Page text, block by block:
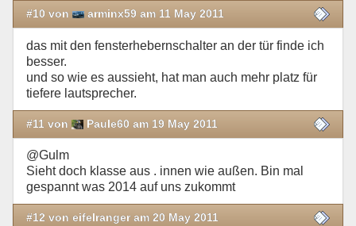
#10 von arminx59 am 11 May 2011
das mit den fensterhebernschalter an der tür finde ich
besser.
und so wie es aussieht, hat man auch mehr platz für
tiefere lautsprecher.
#11 von Paule60 am 19 May 2011
@Gulm
Sieht doch klasse aus . innen wie außen. Bin mal
gespannt was 2014 auf uns zukommt
#12 von eifelranger am 20 May 2011